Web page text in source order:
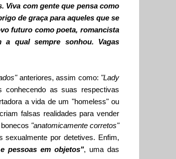
Viva com gente que pensa como
de graça para aqueles que se
futuro como poeta, romancista
qual sempre sonhou. Vagas
anteriores, assim como: "Lady
as suas respectivas
a vida de um "homeless" ou
falsas realidades para vender
"anatomicamente corretos"
sexualmente por detetives. Enfim,
pessoas em objetos", uma das